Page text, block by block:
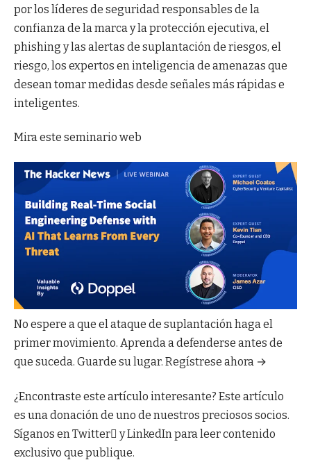
por los líderes de seguridad responsables de la
confianza de la marca y la protección ejecutiva, el
phishing y las alertas de suplantación de riesgos, el
riesgo, los expertos en inteligencia de amenazas que
desean tomar medidas desde señales más rápidas e
inteligentes.
Mira este seminario web
No espere a que el ataque de suplantación haga el
primer movimiento. Aprenda a defenderse antes de
que suceda. Guarde su lugar. Regístrese ahora →
¿Encontraste este artículo interesante? Este artículo
es una donación de uno de nuestros preciosos socios.
Síganos en Twitter y LinkedIn para leer contenido
exclusivo que publique.